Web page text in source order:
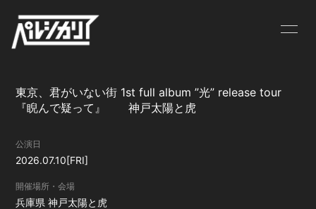
BIOGRAPHY MV
CONTACT
東京、君がいない街 1st full album ”光” release tour
『睨んで疑って』 神戸太陽と虎
公演日
2026.07.10[FRI]
開催場所・会場
兵庫県神戸太陽と虎